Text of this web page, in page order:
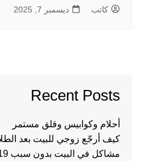
كاتب ديسمبر 7, 2025
Recent Posts
أحلام وكوابيس وقلق مستمر
كيف أرجّع زوجي للبيت بعد
مشاكل في البيت بدون سبب 00905397697219